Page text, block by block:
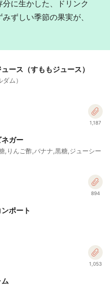
に生かした、ドリンク
ずしい季節の果実が、
ース（すももジュース）
ム）
1,187
ガー
,りんご酢,バナナ,黒糖,ジューシー
894
ポート
1,053